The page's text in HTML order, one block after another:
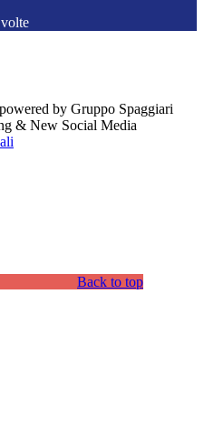
volte
by Gruppo Spaggiari
& New Social Media
Back to top